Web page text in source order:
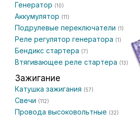
Генератор (10)
Аккумулятор (11)
Подрулевые переключатели (1)
Реле регулятор генератора (1)
Бендикс стартера (7)
Втягивающее реле стартера (13)
Зажигание
Катушка зажигания (57)
Свечи (112)
Провода высоковольтные (32)